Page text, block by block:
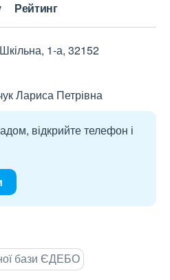
Рейтинг
1-а, 32152
Лариса Петрівна
відкрийте телефон і
бази ЄДЕБО